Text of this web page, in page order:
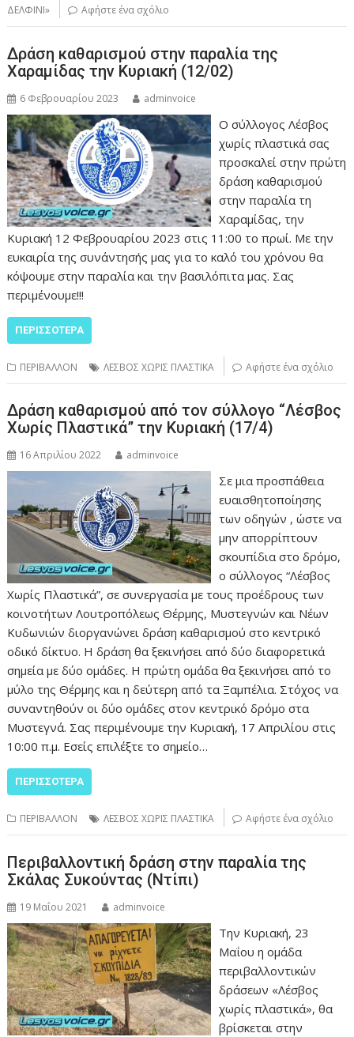
ΔΕΛΦΙΝΙ»
Αφήστε ένα σχόλιο
Δράση καθαρισμού στην παραλία της
Χαραμίδας την Κυριακή (12/02)
6 Φεβρουαρίου 2023 adminvoice
Ο σύλλογος Λέσβος
χωρίς πλαστικά σας
προσκαλεί στην πρώτη
δράση καθαρισμού
στην παραλία τη
Χαραμίδας, την
Κυριακή 12 Φεβρουαρίου 2023 στις 11:00 το πρωί. Με την
ευκαιρία της συνάντησής μας για το καλό του χρόνου θα
κόψουμε στην παραλία και την βασιλόπιτα μας. Σας
περιμένουμε!!!
ΠΕΡΙΣΣΌΤΕΡΑ
ΠΕΡΙΒΑΛΛΟΝ ΛΕΣΒΟΣ ΧΩΡΙΣ ΠΛΑΣΤΙΚΑ Αφήστε ένα σχόλιο
Δράση καθαρισμού από τον σύλλογο “Λέσβος
Χωρίς Πλαστικά” την Κυριακή (17/4)
16 Απριλίου 2022 adminvoice
Σε μια προσπάθεια
ευαισθητοποίησης
των οδηγών , ώστε να
μην απορρίπτουν
σκουπίδια στο δρόμο,
ο σύλλογος “Λέσβος
Χωρίς Πλαστικά”, σε συνεργασία με τους προέδρους των
κοινοτήτων Λουτροπόλεως Θέρμης, Μυστεγνών και Νέων
Κυδωνιών διοργανώνει δράση καθαρισμού στο κεντρικό
οδικό δίκτυο. Η δράση θα ξεκινήσει από δύο διαφορετικά
σημεία με δύο ομάδες. Η πρώτη ομάδα θα ξεκινήσει από το
μύλο της Θέρμης και η δεύτερη από τα Ξαμπέλια. Στόχος να
συναντηθούν οι δύο ομάδες στον κεντρικό δρόμο στα
Μυστεγνά. Σας περιμένουμε την Κυριακή, 17 Απριλίου στις
10:00 π.μ. Εσείς επιλέξτε το σημείο…
ΠΕΡΙΣΣΌΤΕΡΑ
ΠΕΡΙΒΑΛΛΟΝ ΛΕΣΒΟΣ ΧΩΡΙΣ ΠΛΑΣΤΙΚΑ Αφήστε ένα σχόλιο
Περιβαλλοντική δράση στην παραλία της
Σκάλας Συκούντας (Ντίπι)
19 Μαΐου 2021 adminvoice
Την Κυριακή, 23
Μαΐου η ομάδα
περιβαλλοντικών
δράσεων «Λέσβος
χωρίς πλαστικά», θα
βρίσκεται στην